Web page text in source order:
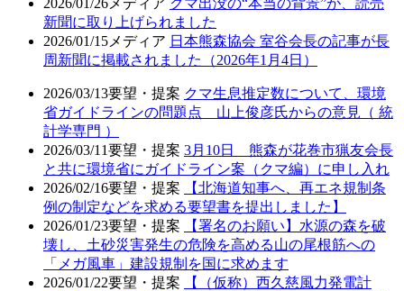
新聞に取り上げられました
2026/01/15 メディア 日本熊森協会 室谷会長の記事が長
周新聞に掲載されました（2026年1月4日）
2026/03/13要望・提案 クマ生息推定数について、環境
省ガイドラインの問題点 山上俊彦氏からの意見（ 統
計学専門 ）
2026/03/11要望・提案 3月10日 熊森が花巻市猟友会長
と共に環境省にガイドライン案（クマ編）に申し入れ
2026/02/16要望・提案
【北海道知事へ、再エネ規制条
例の制定などを求める要望書を提出しました】
2026/01/23要望・提案
【署名のお願い】水源の森を破
壊し、土砂災害発生の危険を高める山の尾根筋への
「メガ風車」建設規制を国に求めます
2026/01/22要望・提案
【（仮称）西久慈風力発電計